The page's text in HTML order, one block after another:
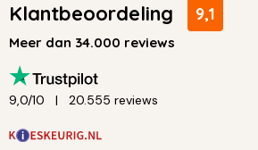
Klantbeoordeling 9,1
Meer dan 34.000 reviews
9,0/10 20.555 reviews